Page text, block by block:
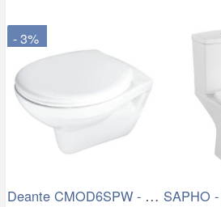
- 3%
Deante CMOD6SPW - Závěsné WC s prkénkem…